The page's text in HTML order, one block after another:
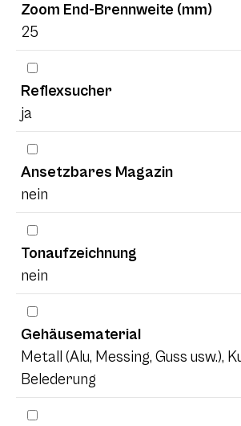
Zoom End-Brennweite (mm)
25
Reflexsucher
ja
Ansetzbares Magazin
nein
Tonaufzeichnung
nein
Gehäusematerial
Metall (Alu, Messing, Guss usw.),
Belederung